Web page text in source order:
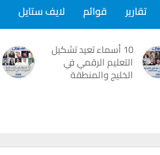
تقارير قوائم لايف ستايل
10 أسماء تعيد تشكيل
التعليم الرقمي في
الخليج والمنطقة